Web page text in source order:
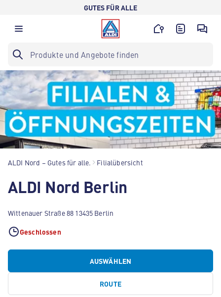
GUTES FÜR ALLE
ALDI Nord – Gutes für alle. Filialübersicht
ALDI Nord Berlin
Wittenauer Straße 88 13435 Berlin
Geschlossen
AUSWÄHLEN
ROUTE